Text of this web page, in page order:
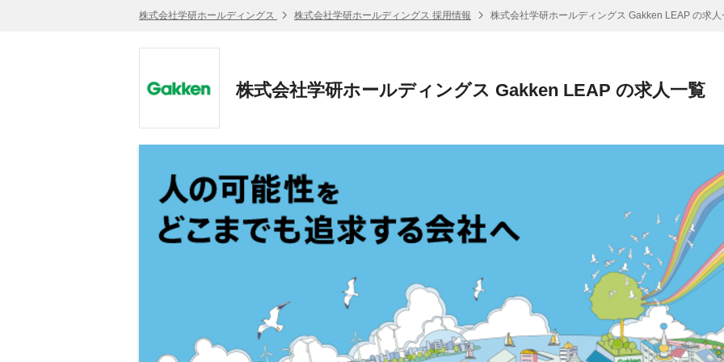
株式会社学研ホールディングス 株式会社学研ホールディングス 採用情報 株式会社学研ホールディングス Gakken LEAP の求人
株式会社学研ホールディングス Gakken LEAP の求人一覧